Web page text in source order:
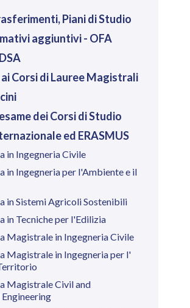
Piani di Studio
aggiuntivi - OFA
Corsi di Lauree Magistrali
dei Corsi di Studio
ed ERASMUS
in Ingegneria Civile
in Ingegneria per l'Ambiente e il
in Sistemi Agricoli Sostenibili
in Tecniche per l'Edilizia
Magistrale in Ingegneria Civile
Magistrale in Ingegneria per l'
Magistrale Civil and